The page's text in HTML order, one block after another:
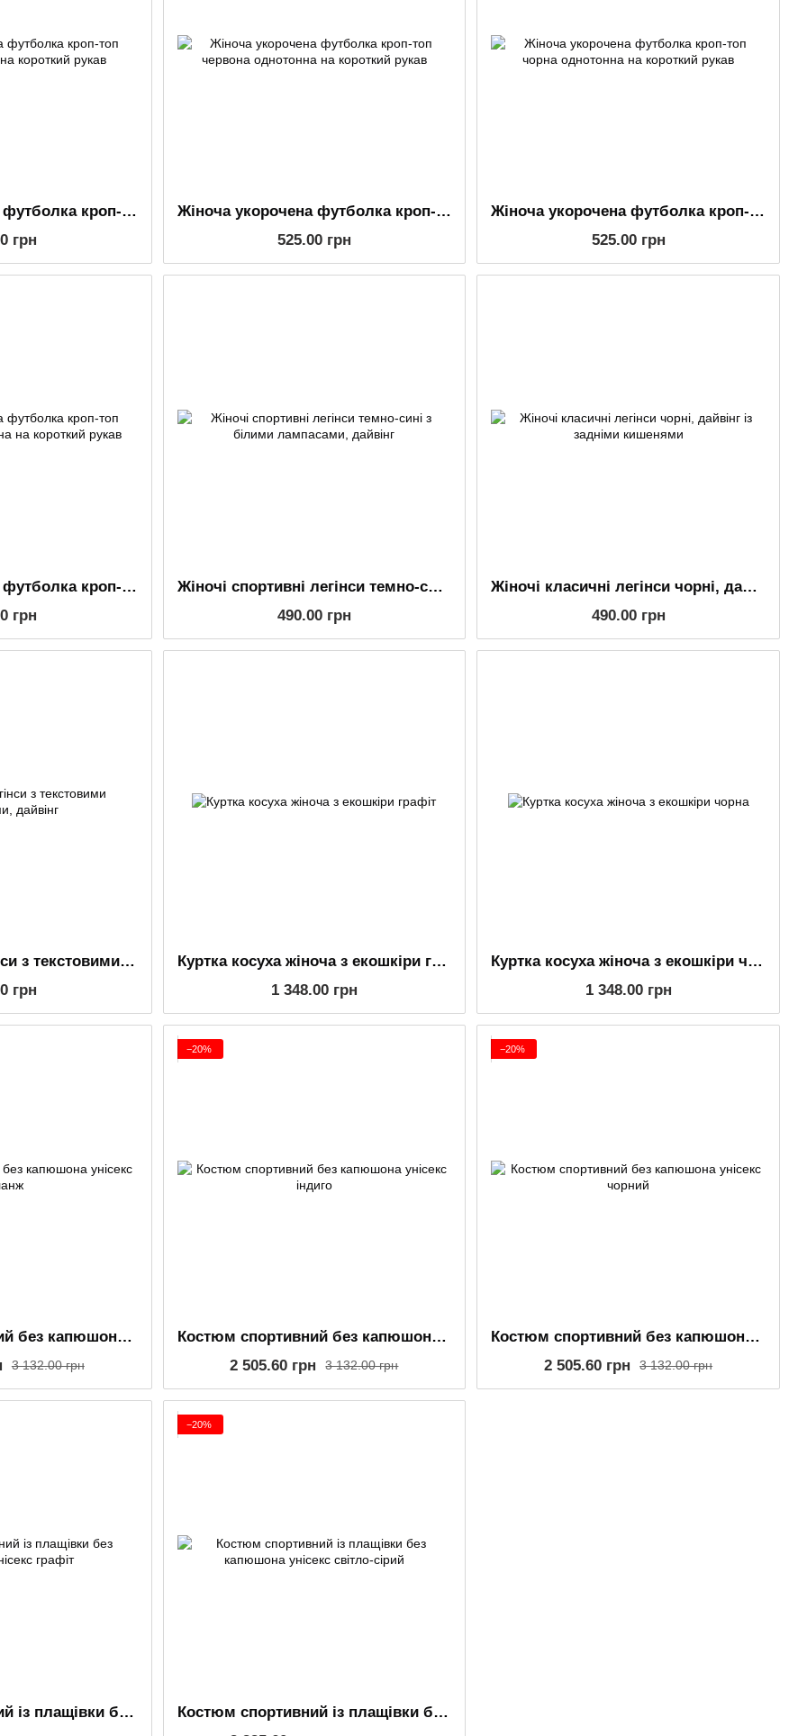
Жіноча укорочена футболка кроп-топ однотонна пудра на короткий рукав
грн
Жіноча укорочена футболка кроп-топ червона однотонна на короткий рукав
525.00 грн
Жіноча укорочена футболка кроп-топ чорна однотонна на короткий рукав
525.00 грн
Жіноча укорочена футболка кроп-топ однотонна шоколадна на короткий рукав
грн
Жіночі спортивні легінси темно-сині з білими лампасами, дайвінг
490.00 грн
Жіночі класичні легінси чорні, дайвінг із задніми кишенями
490.00 грн
Жіночі чорні легінси з текстовими лампасами, дайвінг
грн
Куртка косуха жіноча з екошкіри графіт
1 348.00 грн
Куртка косуха жіноча з екошкіри чорна
1 348.00 грн
Костюм спортивний без капюшона унісекс меланж
3 132.00 грн
−20%
Костюм спортивний без капюшона унісекс індиго
3 132.00 грн
2 505.60 грн
−20%
Костюм спортивний без капюшона унісекс чорний
3 132.00 грн
2 505.60 грн
Костюм спортивний із плащівки без капюшона унісекс графіт
−20%
Костюм спортивний із плащівки без капюшона унісекс світло-сірий